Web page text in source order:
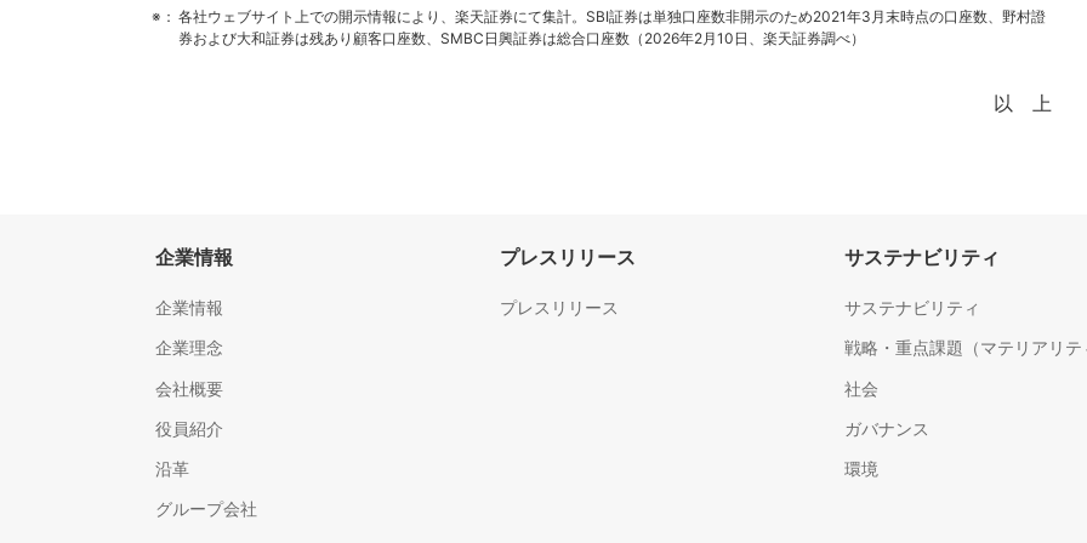
※： 各社ウェブサイト上での開示情報により、楽天証券にて集計。SBI証券は単独口座数非開示のため2021年3月末時点の口座数、野村證
券および大和証券は残あり顧客口座数、SMBC日興証券は総合口座数（2026年2月10日、楽天証券調べ）
以 上
企業情報
企業情報
企業理念
会社概要
役員紹介
沿革
グループ会社
プレスリリース
プレスリリース
サステナビリティ
サステナビリティ
戦略・重点課題（マテリアリテ
社会
ガバナンス
環境